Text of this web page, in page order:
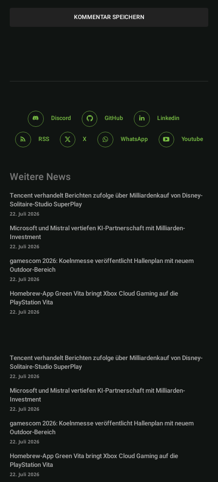
Discord GitHub Linkedin
RSS X WhatsApp Youtube
Weitere News
Tencent verhandelt Berichten zufolge über Milliardenkauf von Disney-
Solitaire-Studio SuperPlay
22. Juli 2026
Microsoft und Mistral vertiefen KI-Partnerschaft mit Milliarden-
Investment
22. Juli 2026
gamescom 2026: Koelnmesse veröffentlicht Hallenplan mit neuem
Outdoor-Bereich
22. Juli 2026
Homebrew-App Green Vita bringt Xbox Cloud Gaming auf die
PlayStation Vita
22. Juli 2026
Tencent verhandelt Berichten zufolge über Milliardenkauf von Disney-
Solitaire-Studio SuperPlay
22. Juli 2026
Microsoft und Mistral vertiefen KI-Partnerschaft mit Milliarden-
Investment
22. Juli 2026
gamescom 2026: Koelnmesse veröffentlicht Hallenplan mit neuem
Outdoor-Bereich
22. Juli 2026
Homebrew-App Green Vita bringt Xbox Cloud Gaming auf die
PlayStation Vita
22. Juli 2026